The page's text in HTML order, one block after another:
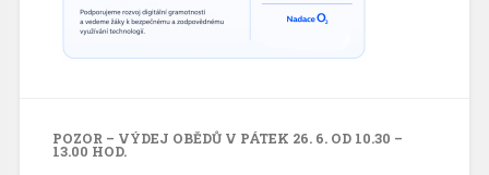
POZOR – VÝDEJ OBĚDŮ V PÁTEK 26. 6. OD 10.30 –
13.00 HOD.